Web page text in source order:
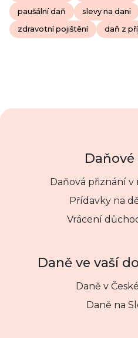
paušální daň slevy na dani
zdravotní pojištění daň z
Daňová přiznání
Přídavky na
Vrácení
Daně ve vaší
Daně v
Daně na